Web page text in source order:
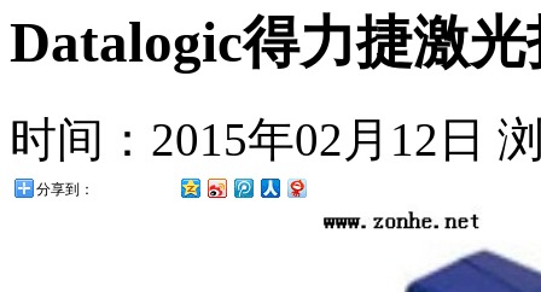
Datalogic得力捷激
时间：2015年02月12日
分享到：